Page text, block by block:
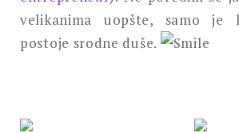
velikanima uopšte, samo je
postoje srodne duše.